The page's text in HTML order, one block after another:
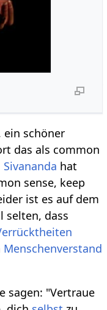
ein schöner
das als common
Sivananda hat
sense, keep
ist es auf dem
selten, dass
Menschenverstand
sagen: "Vertraue